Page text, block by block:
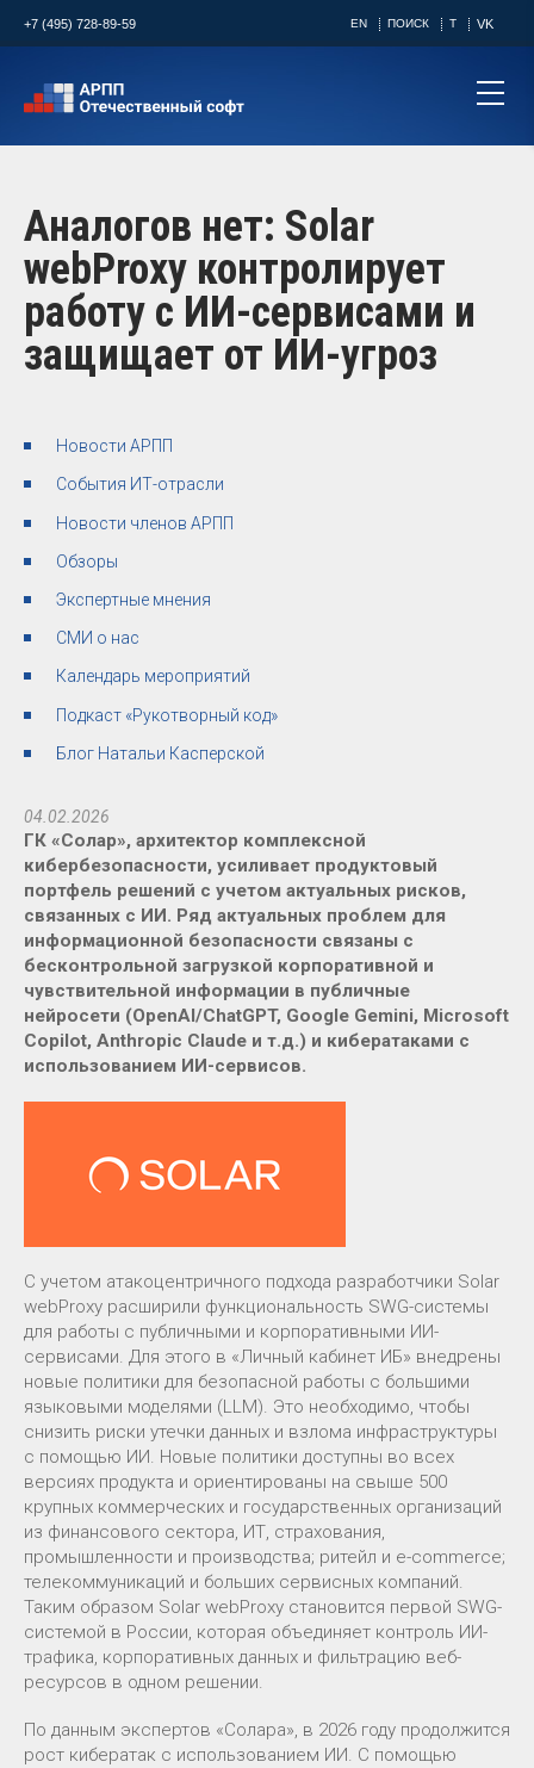
+7 (495) 728-89-59 EN ПОИСК T VK
Аналогов нет: Solar
webProxy контролирует
работу с ИИ-сервисами и
защищает от ИИ-угроз
Новости АРПП
События ИТ-отрасли
Новости членов АРПП
Обзоры
Экспертные мнения
СМИ о нас
Календарь мероприятий
Подкаст «Рукотворный код»
Блог Натальи Касперской
04.02.2026
ГК «Солар», архитектор комплексной
кибербезопасности, усиливает продуктовый
портфель решений с учетом актуальных рисков,
связанных с ИИ. Ряд актуальных проблем для
информационной безопасности связаны с
бесконтрольной загрузкой корпоративной и
чувствительной информации в публичные
нейросети (OpenAI/ChatGPT, Google Gemini, Microsoft
Copilot, Anthropic Claude и т.д.) и кибератаками с
использованием ИИ-сервисов.
С учетом атакоцентричного подхода разработчики Solar
webProxy расширили функциональность SWG-системы
для работы с публичными и корпоративными ИИ-
сервисами. Для этого в «Личный кабинет ИБ» внедрены
новые политики для безопасной работы с большими
языковыми моделями (LLM). Это необходимо, чтобы
снизить риски утечки данных и взлома инфраструктуры
с помощью ИИ. Новые политики доступны во всех
версиях продукта и ориентированы на свыше 500
крупных коммерческих и государственных организаций
из финансового сектора, ИТ, страхования,
промышленности и производства; ритейл и e-commerce;
телекоммуникаций и больших сервисных компаний.
Таким образом Solar webProxy становится первой SWG-
системой в России, которая объединяет контроль ИИ-
трафика, корпоративных данных и фильтрацию веб-
ресурсов в одном решении.
По данным экспертов «Солара», в 2026 году продолжится
рост кибератак с использованием ИИ. С помощью